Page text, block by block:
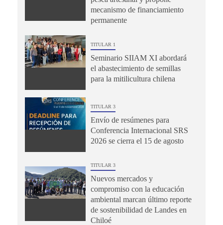
mecanismo de financiamiento
permanente
TITULAR 1
Seminario SIIAM XI abordará
el abastecimiento de semillas
para la mitilicultura chilena
TITULAR 3
Envío de resúmenes para
Conferencia Internacional SRS
2026 se cierra el 15 de agosto
TITULAR 3
Nuevos mercados y
compromiso con la educación
ambiental marcan último reporte
de sostenibilidad de Landes en
Chiloé